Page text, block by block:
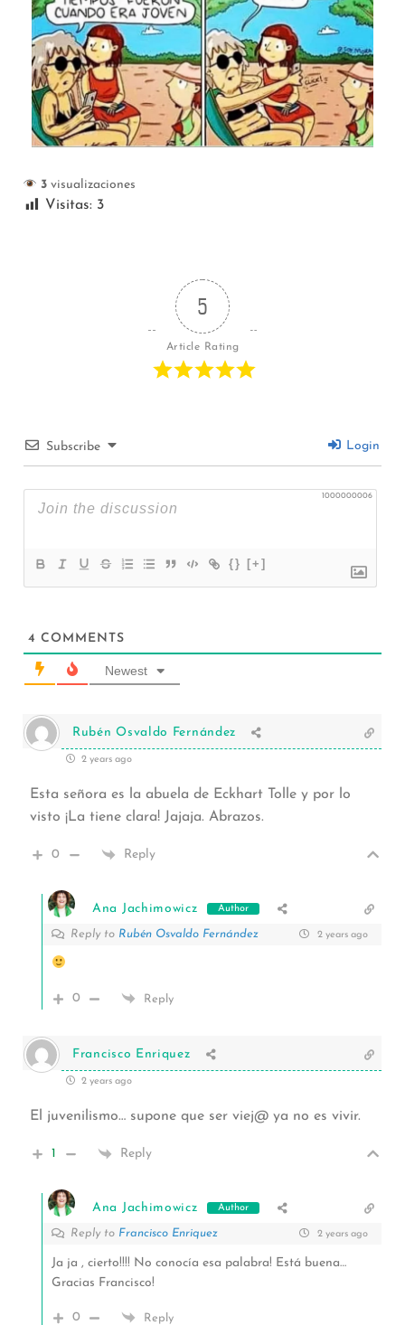
3visualizaciones
Visitas: 3
5
Article Rating
Subscribe Login
1000000006
{} [+]
4 COMMENTS
Newest
Rubén Osvaldo Fernández
2 years ago
Esta señora es la abuela de Eckhart Tolle y por lo
visto ¡La tiene clara! Jajaja. Abrazos.
0 Reply
Ana Jachimowicz Author
Reply to Rubén Osvaldo Fernández 2 years ago
0 Reply
Francisco Enriquez
2 years ago
El juvenilismo… supone que ser viej@ ya no es vivir.
1 Reply
Ana Jachimowicz Author
Reply to Francisco Enriquez 2 years ago
Ja ja , cierto!!!! No conocía esa palabra! Está buena…
Gracias Francisco!
0 Reply